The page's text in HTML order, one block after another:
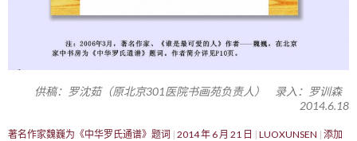
供稿：罗沈茹（原北京301医院书画苑负责人） 录入：罗训森
2014.6.18
著名作家魏巍为《中华罗氏通谱》题词 2014 年 6 月 21 日 LUOXUNSEN 添加